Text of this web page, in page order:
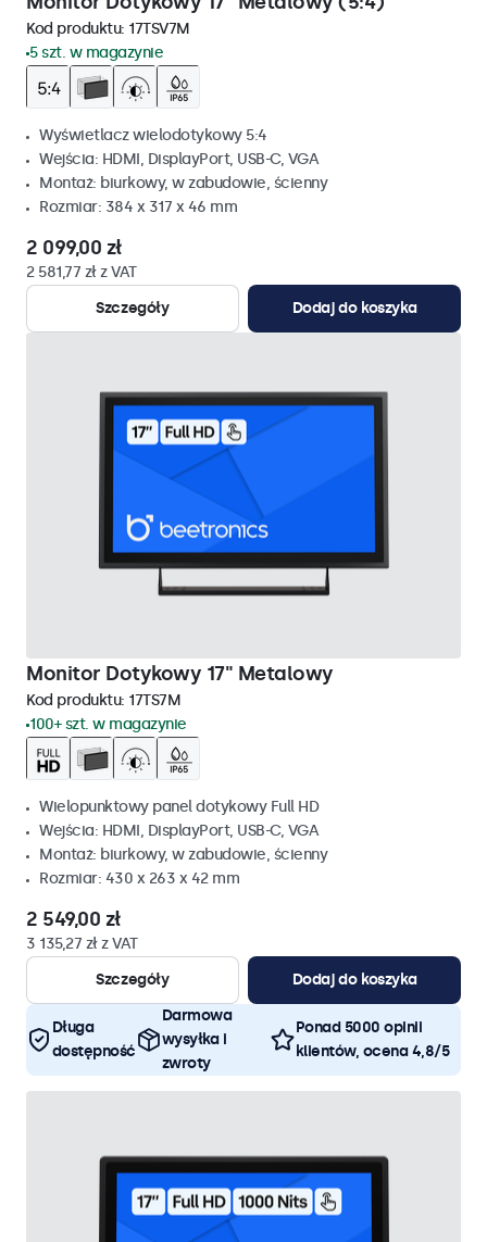
Kod produktu: 17TSV7M
5 szt. w magazynie
Wyświetlacz wielodotykowy 5:4
Wejścia: HDMI, DisplayPort, USB-C, VGA
Montaż: biurkowy, w zabudowie, ścienny
Rozmiar: 384 x 317 x 46 mm
2 099,00 zł
2 581,77 zł z VAT
Szczegóły
Dodaj do koszyka
Monitor Dotykowy 17" Metalowy
Kod produktu: 17TS7M
100+ szt. w magazynie
Wielopunktowy panel dotykowy Full HD
Wejścia: HDMI, DisplayPort, USB-C, VGA
Montaż: biurkowy, w zabudowie, ścienny
Rozmiar: 430 x 263 x 42 mm
2 549,00 zł
3 135,27 zł z VAT
Szczegóły
Dodaj do koszyka
Długa
dostępność
Darmowa
wysyłka i
zwroty
Ponad 5000 opinii
klientów, ocena 4,8/5